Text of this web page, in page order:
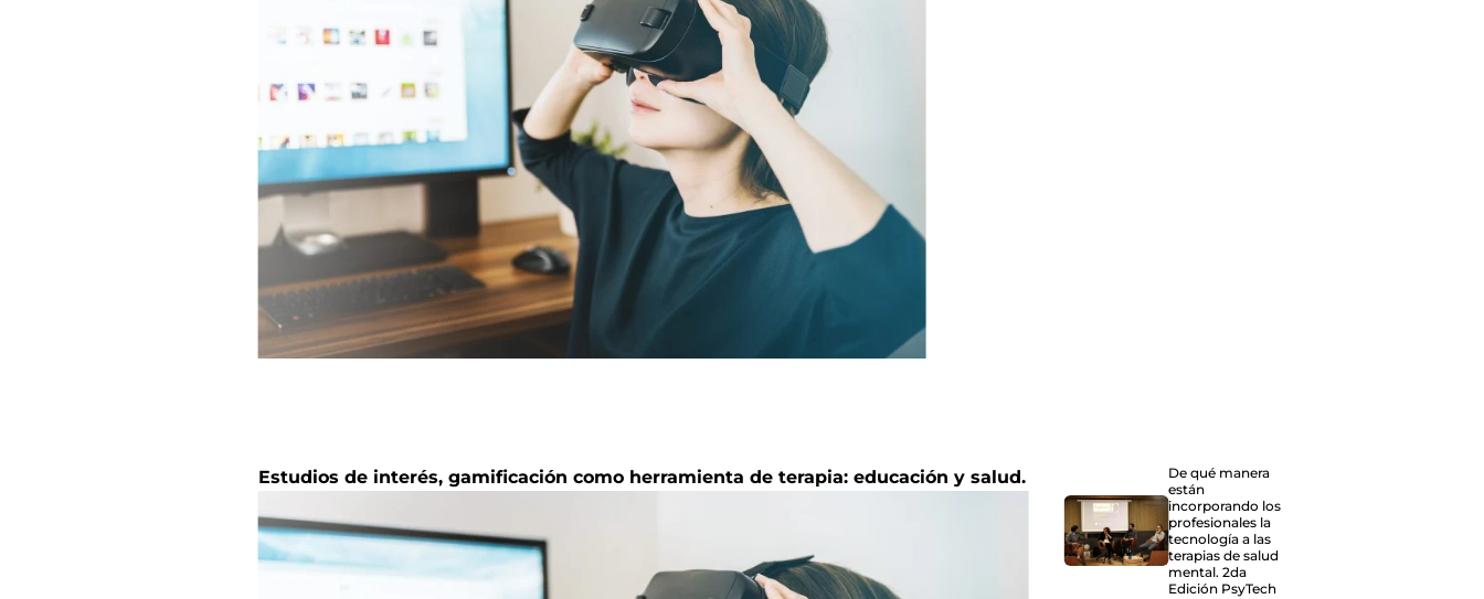
Estudios de interés, gamificación como herramienta de terapia: educación y salud.
De qué manera
están
incorporando los
profesionales la
tecnología a las
terapias de salud
mental. 2da
Edición PsyTech